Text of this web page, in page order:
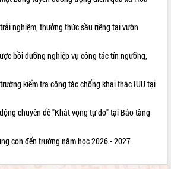
Công bố
tỉnh Đắk
tai
Quy
quy
2030,
các
nghiệm, thưởng thức sầu riêng tại vườn
bồi dưỡng nghiệp vụ công tác tín ngưỡng,
kiểm tra công tác chống khai thác IUU tại
chuyên đề "Khát vọng tự do" tại Bảo tàng
con đến trường năm học 2026 - 2027